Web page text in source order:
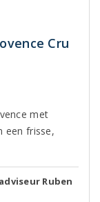
Cru
met
een frisse,
Ruben